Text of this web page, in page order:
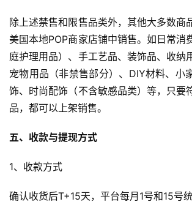
除上述禁售和限售品类外，其他大多数商
美国本地POP商家店铺中销售。如日常消
庭护理用品）、手工艺品、装饰品、收纳
宠物用品（非禁售部分）、DIY材料、小
饰、时尚配饰（不含敏感品类）等，只要
品，都可以上架销售。
五、收款与提现方式
1、收款方式
确认收货后T+15天，平台每月1号和15号统